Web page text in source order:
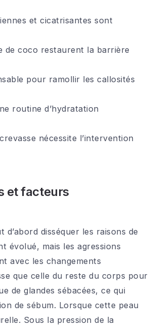
et cicatrisantes sont
de coco restaurent la barrière
pour ramollir les callosités
routine d’hydratation
nécessite l’intervention
et facteurs
disséquer les raisons de
évolué, mais les agressions
avec les changements
que celle du reste du corps pour
de glandes sébacées, ce qui
de sébum. Lorsque cette peau
Sous la pression de la